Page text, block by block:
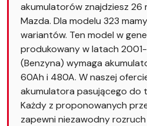
akumulatorów znajdziesz 26
Mazda. Dla modelu 323
wariantów. Ten model w
produkowany w latach
(Benzyna) wymaga
60Ah i 480A. W naszej
akumulatora pasującego do
Każdy z proponowanych
zapewni niezawodny